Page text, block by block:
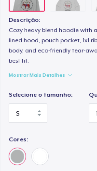
Descrição:
Cozy heavy blend hoodie with
lined hood, pouch pocket, 1x1
body, and eco-friendly tear-
best fit.
Mostrar Mais Detalhes
Selecione o tamanho:
Cores: